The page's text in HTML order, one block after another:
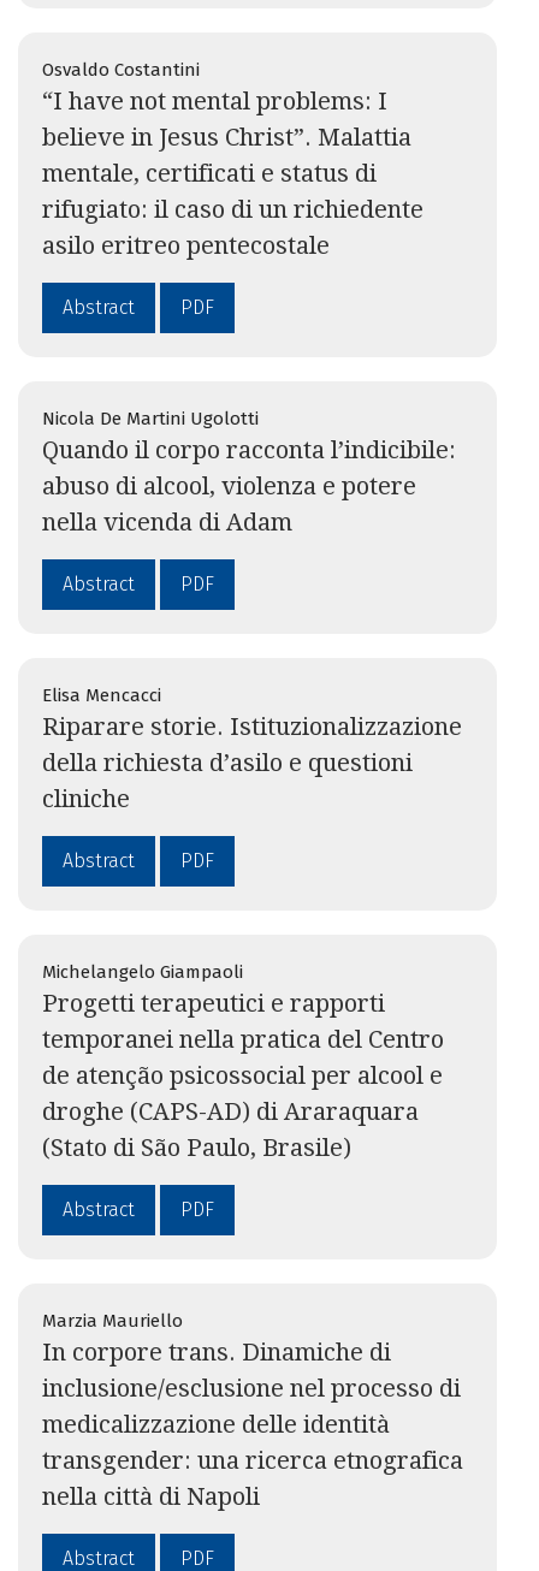
Osvaldo Costantini
“I have not mental problems: I
believe in Jesus Christ”. Malattia
mentale, certificati e status di
rifugiato: il caso di un richiedente
asilo eritreo pentecostale
Abstract PDF
Nicola De Martini Ugolotti
Quando il corpo racconta l’indicibile:
abuso di alcool, violenza e potere
nella vicenda di Adam
Abstract PDF
Elisa Mencacci
Riparare storie. Istituzionalizzazione
della richiesta d’asilo e questioni
cliniche
Abstract PDF
Michelangelo Giampaoli
Progetti terapeutici e rapporti
temporanei nella pratica del Centro
de atenção psicossocial per alcool e
droghe (CAPS-AD) di Araraquara
(Stato di São Paulo, Brasile)
Abstract PDF
Marzia Mauriello
In corpore trans. Dinamiche di
inclusione/esclusione nel processo di
medicalizzazione delle identità
transgender: una ricerca etnografica
nella città di Napoli
Abstract PDF